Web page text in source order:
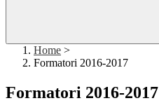
Home >
Formatori 2016-2017
Formatori 2016-2017